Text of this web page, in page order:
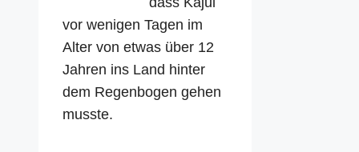
vor wenigen Tagen im
Alter von etwas über 12
Jahren ins Land hinter
dem Regenbogen gehen
musste.